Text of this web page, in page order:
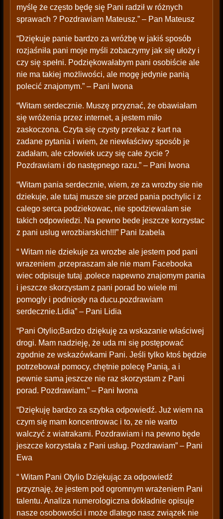
myślę że często będę się Pani radził w różnych
sprawach ? Pozdrawiam Mateusz.” – Pan Mateusz
“Dziękuje panie bardzo za wróżbę w jakiś sposób
rozjaśniła pani moje myśli zobaczymy jak się ułoży i
czy się spełni. Podziękowałabym pani osobiście ale
nie ma takiej możliwości, ale mogę jedynie panią
polecić znajomym.” – Pani Iwona
“Witam serdecznie. Muszę przyznać, że obawiałam
się wróżenia przez internet, a jestem miło
zaskoczona. Czyta się czysty przekaz z kart na
zadane pytania i wiem, że niewłaściwy sposób je
zadałam, ale człowiek uczy się całe życie ?
Pozdrawiam i do następnego razu.” – Pani Iwona
“Witam pania serdecznie, wiem, ze za wrozby sie nie
dziekuje, ale tutaj musze sie przed pania pochylic i z
calego serca podziekowac, nie spodziewalam sie
takich odpowiedzi. Na pewno bede jeszcze korzystac
z pani uslug wrozbiarskich!!!” Pani Izabela
“ Witam nie dziekuje za wrozbe ale jestem pod pani
wrazeniem ,przepraszam ale nie mam Facebooka
wiec odpisuje tutaj ,polece napewno znajomym pania
i jeszcze skorzystam z pani porad bo wiele mi
pomogly i podniosły na ducu.pozdrawiam
serdecznie.Lidia” – Pani Lidia
“Pani Otylio;Bardzo dziękuję za wskazanie właściwej
drogi. Mam nadzieję, że uda mi się postępować
zgodnie ze wskazówkami Pani. Jeśli tylko ktoś będzie
potrzebował pomocy, chętnie polecę Panią, a i
pewnie sama jeszcze nie raz skorzystam z Pani
porad. Pozdrawiam.” – Pani Iwona
“Dziękuję bardzo za szybka odpowiedź. Już wiem na
czym się mam koncentrowac i to, ze nie warto
walczyć z wiatrakami. Pozdrawiam i na pewno będe
jeszcze korzystała z Pani usług. Pozdrawiam” – Pani
Ewa
“ Witam Pani Otylio Dziękując za odpowiedź
przyznaję, że jestem pod ogromnym wrażeniem Pani
talentu. Analiza numerologiczna dokładnie opisuje
nasze osobowości i może dlatego nasz związek nie